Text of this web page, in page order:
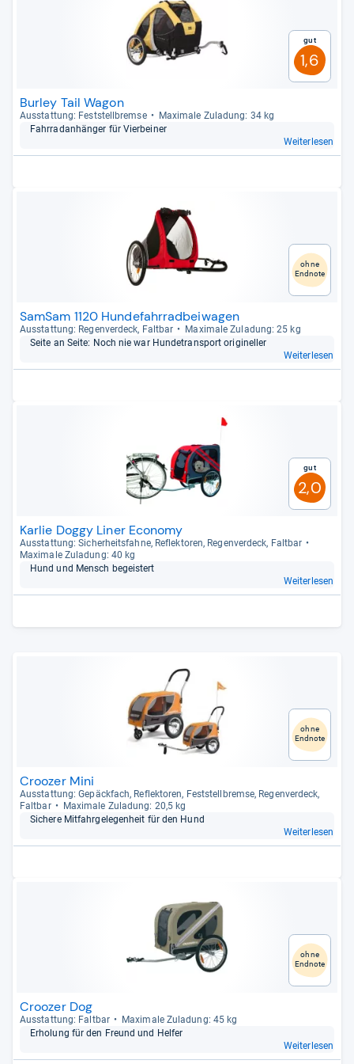
Gut
1,6
Burley Tail Wagon
Aus­stat­tung: Fest­stell­bremse
Maxi­male Zula­dung: 34 kg
Fahr­rad­an­hän­ger für Vier­bei­ner
Weiterlesen
ohne
Endnote
SamSam 1120 Hundefahrradbeiwagen
Aus­stat­tung: Regen­ver­deck, Falt­bar
Maxi­male Zula­dung: 25 kg
Seite an Seite: Noch nie war Hun­de­trans­port ori­gi­nel­ler
Weiterlesen
Gut
2,0
Karlie Doggy Liner Economy
Aus­stat­tung: Sicher­heits­fahne, Reflek­to­ren, Regen­ver­deck, Falt­bar
Maxi­male Zula­dung: 40 kg
Hund und Mensch begeis­tert
Weiterlesen
ohne
Endnote
Croozer Mini
Aus­stat­tung: Gepäck­fach, Reflek­to­ren, Fest­stell­bremse, Regen­ver­deck,
Falt­bar
Maxi­male Zula­dung: 20,5 kg
Sichere Mit­fahr­ge­le­gen­heit für den Hund
Weiterlesen
ohne
Endnote
Croozer Dog
Aus­stat­tung: Falt­bar
Maxi­male Zula­dung: 45 kg
Erho­lung für den Freund und Hel­fer
Weiterlesen